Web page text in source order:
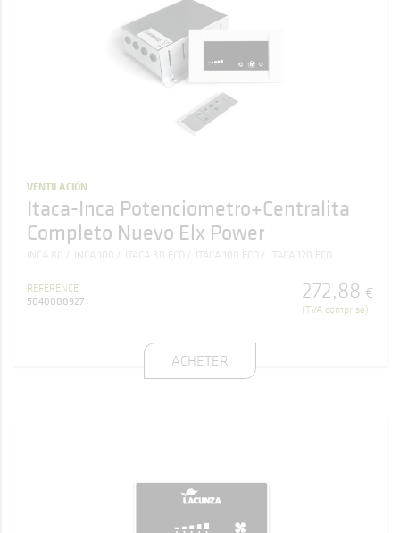
VENTILACIÓN
Itaca-Inca Potenciometro+Centralita
Completo Nuevo Elx Power
INCA 80 INCA 100 ITACA 80 ECO ITACA 100 ECO ITACA 120 ECO
RÉFÉRENCE
5040000927
272,88 €
(TVA comprise)
ACHETER